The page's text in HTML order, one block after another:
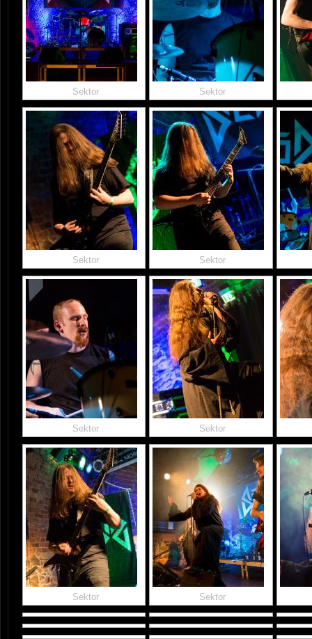
Sektor Sektor
Sektor Sektor
Sektor Sektor
Sektor Sektor